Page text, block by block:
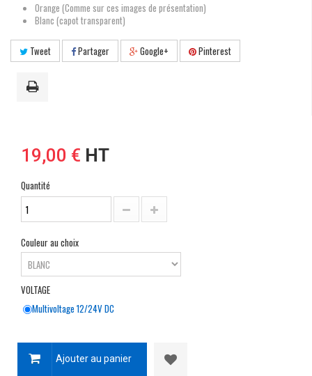
Orange (Comme sur ces images de présentation)
Blanc (capot transparent)
Tweet Partager Google+ Pinterest
19,00 € HT
Quantité
Couleur au choix
VOLTAGE
Multivoltage 12/24V DC
Ajouter au panier